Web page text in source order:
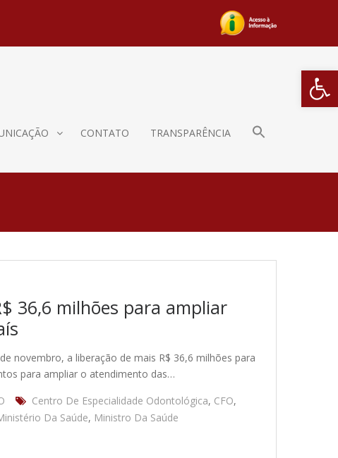
Barra de
CONTATO TRANSPARÊNCIA
36,6 milhões para ampliar
novembro, a liberação de mais R$ 36,6 milhões para
para ampliar o atendimento das…
Centro De Especialidade Odontológica, CFO,
Da Saúde, Ministro Da Saúde